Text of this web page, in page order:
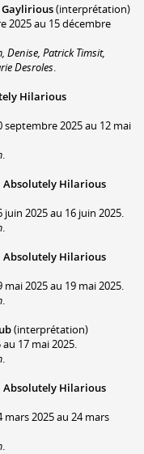
(interprétation)
2025 au 15 décembre
Patrick Timsit,
Desroles
Hilarious
2025 au 12 mai
Absolutely Hilarious
2025 au 16 juin 2025.
Absolutely Hilarious
2025 au 19 mai 2025.
(interprétation)
17 mai 2025.
Absolutely Hilarious
2025 au 24 mars